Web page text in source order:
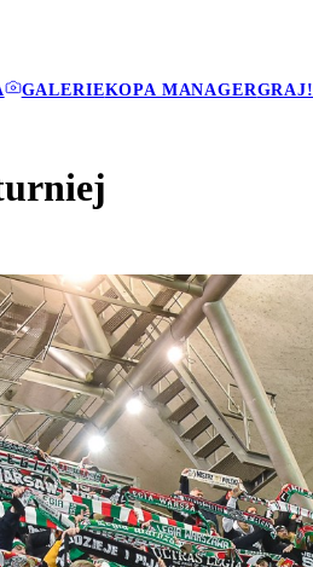
GALERIEKOPA MANAGERGRAJ!